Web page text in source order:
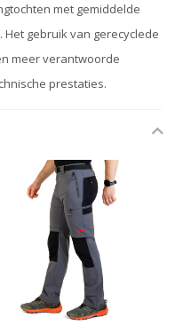
met gemiddelde
gebruik van gerecyclede
meer verantwoorde
prestaties.